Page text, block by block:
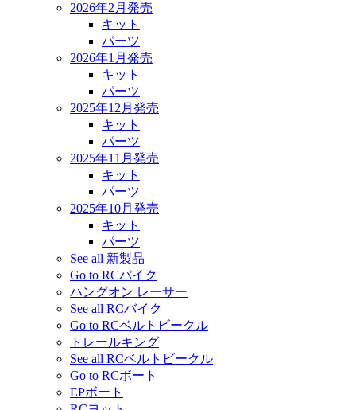
2026年2月発売
キット
パーツ
2026年1月発売
キット
パーツ
2025年12月発売
キット
パーツ
2025年11月発売
キット
パーツ
2025年10月発売
キット
パーツ
See all 新製品
Go to RCバイク
ハングオン レーサー
See all RCバイク
Go to RCベルトビークル
トレールキング
See all RCベルトビークル
Go to RCボート
EPボート